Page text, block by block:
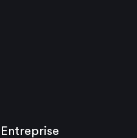
Entreprise